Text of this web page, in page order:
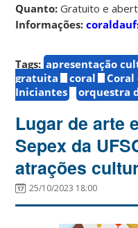
Quanto: Gratuito e
Informações:
Tags: apresentação
gratuita
coral
Coral
Iniciantes
orquestra
Lugar de arte
Sepex da
atrações
25/10/2023 18:00